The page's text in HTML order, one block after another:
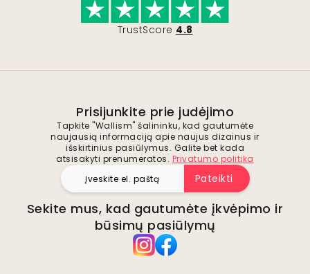
TrustScore 4.8
Prisijunkite prie judėjimo
Tapkite "Wallism" šalininku, kad gautumėte
naujausią informaciją apie naujus dizainus ir
išskirtinius pasiūlymus. Galite bet kada
atsisakyti prenumeratos. Privatumo politika
Pateikti
Sekite mus, kad gautumėte įkvėpimo ir
būsimų pasiūlymų